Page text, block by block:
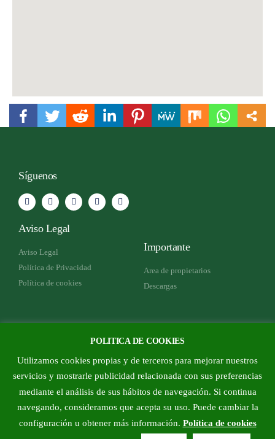
Síguenos
Aviso Legal
Aviso Legal
Política de Privacidad
Política de cookies
Importante
Area de propietarios
Descargas
Vaciamadrid
Telef.; 915329781
Mail: info@adtrujillo.es
POLITICA DE COOKIES
Utilizamos cookies propias y de terceros para mejorar nuestros
servicios y mostrarle publicidad relacionada con sus preferencias
mediante el análisis de sus hábitos de navegación. Si continua
navegando, consideramos que acepta su uso. Puede cambiar la
configuración u obtener más información. Política de cookies